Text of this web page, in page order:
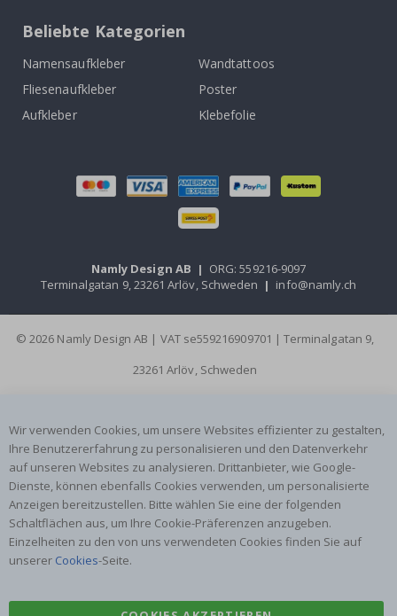
Beliebte Kategorien
Namensaufkleber
Wandtattoos
Fliesenaufkleber
Poster
Aufkleber
Klebefolie
Namly Design AB | ORG: 559216-9097
Terminalgatan 9, 23261 Arlöv, Schweden | info@namly.ch
© 2026 Namly Design AB | VAT se559216909701 | Terminalgatan 9,
23261 Arlöv, Schweden
Wir verwenden Cookies, um unsere Websites effizienter zu gestalten,
Ihre Benutzererfahrung zu personalisieren und den Datenverkehr
auf unseren Websites zu analysieren. Drittanbieter, wie Google-
Dienste, können ebenfalls Cookies verwenden, um personalisierte
Anzeigen bereitzustellen. Bitte wählen Sie eine der folgenden
Schaltflächen aus, um Ihre Cookie-Präferenzen anzugeben.
Einzelheiten zu den von uns verwendeten Cookies finden Sie auf
unserer Cookies-Seite.